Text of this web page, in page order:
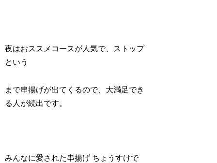
夜はおススメコースが人気で、ストップ
という
まで串揚げが出てくるので、大満足でき
る人が続出です。
みんなに愛された串揚げ ちょうすけで